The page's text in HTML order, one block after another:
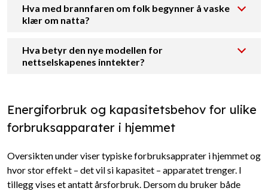
Hva med brannfaren om folk begynner å vaske
klær om natta?
Hva betyr den nye modellen for
nettselskapenes inntekter?
Energiforbruk og kapasitetsbehov for ulike
forbruksapparater i hjemmet
Oversikten under viser typiske forbruksapprater i hjemmet og
hvor stor effekt – det vil si kapasitet – apparatet trenger. I
tillegg vises et antatt årsforbruk. Dersom du bruker både